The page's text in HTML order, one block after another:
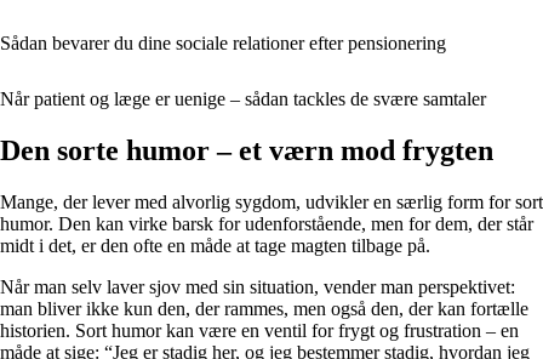
Sådan bevarer du dine sociale relationer efter pensionering
Når patient og læge er uenige – sådan tackles de svære samtaler
Den sorte humor – et værn mod frygten
Mange, der lever med alvorlig sygdom, udvikler en særlig form for sort
humor. Den kan virke barsk for udenforstående, men for dem, der står
midt i det, er den ofte en måde at tage magten tilbage på.
Når man selv laver sjov med sin situation, vender man perspektivet:
man bliver ikke kun den, der rammes, men også den, der kan fortælle
historien. Sort humor kan være en ventil for frygt og frustration – en
måde at sige: “Jeg er stadig her, og jeg bestemmer stadig, hvordan jeg